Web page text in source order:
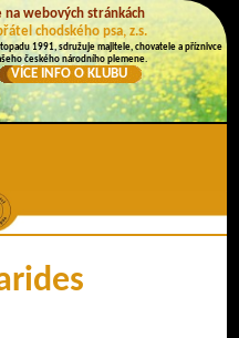
webových stránkách
chodského psa, z.s.
1991, sdružuje majitele, chovatele a příznivce
českého národního plemene.
VÍCE INFO O KLUBU